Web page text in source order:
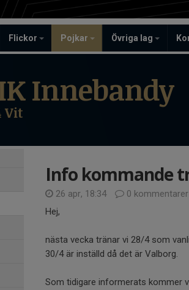
Flickor Pojkar Övriga lag
Innebandy
Vit
Info kommande
26 apr, 18:34
0 kommentarer
Hej,
nästa vecka tränar vi 28/4 som
30/4 är inställd då det är Valborg.
Som tidigare informerats kommer